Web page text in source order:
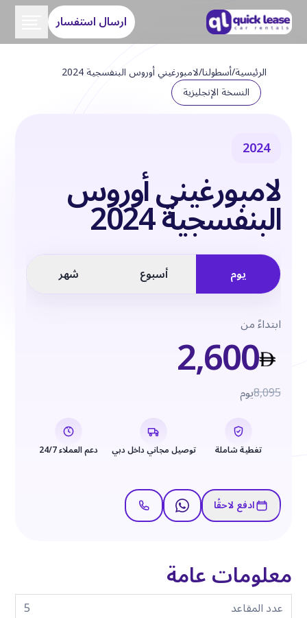
ارسال استفسار
الرئيسية/أسطولنا/لامبورغيني أوروس البنفسجية 2024
النسخة الإنجليزية
2024
لامبورغيني أوروس
البنفسجية 2024
يوم أسبوع شهر
ابتداءً من2,6008,095يوم
تغطية شاملة توصيل مجاني داخل دبي دعم العملاء 24/7
ادفع لاحقًا
معلومات عامة
عدد المقاعد
5